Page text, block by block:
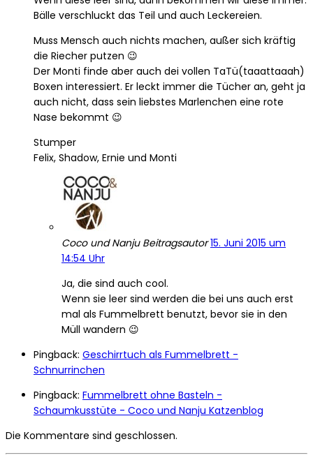
Bälle verschluckt das Teil und auch Leckereien.
Muss Mensch auch nichts machen, außer sich kräftig
die Riecher putzen 😉
Der Monti finde aber auch dei vollen TaTü(taaattaaah)
Boxen interessiert. Er leckt immer die Tücher an, geht ja
auch nicht, dass sein liebstes Marlenchen eine rote
Nase bekommt 😉
Stumper
Felix, Shadow, Ernie und Monti
Coco und Nanju Beitragsautor 15. Juni 2015 um
14:54 Uhr
Ja, die sind auch cool.
Wenn sie leer sind werden die bei uns auch erst
mal als Fummelbrett benutzt, bevor sie in den
Müll wandern 😉
Pingback: Geschirrtuch als Fummelbrett -
Schnurrinchen
Pingback: Fummelbrett ohne Basteln -
Schaumkusstüte - Coco und Nanju Katzenblog
Die Kommentare sind geschlossen.